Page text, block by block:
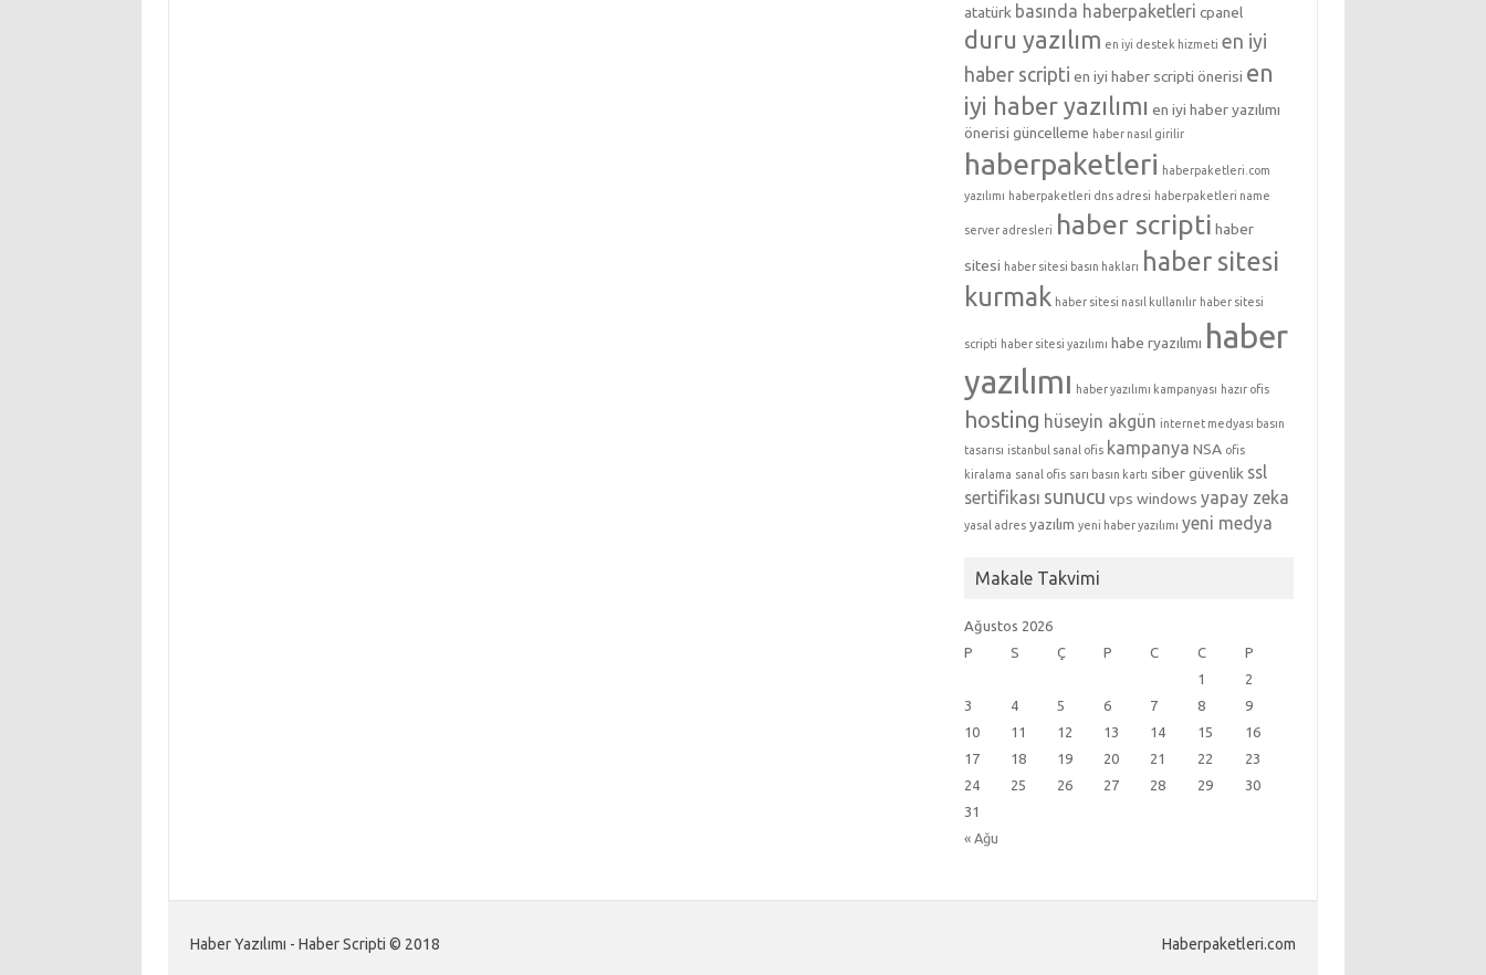
atatürk basında haberpaketleri cpanel
duru yazılım en iyi destek hizmeti en iyi
haber scripti en iyi haber scripti önerisi en
iyi haber yazılımı en iyi haber yazılımı
önerisi güncelleme haber nasıl girilir
haberpaketleri haberpaketleri.com
yazılımı haberpaketleri dns adresi haberpaketleri name
server adresleri haber scripti haber
sitesi haber sitesi basın hakları haber sitesi
kurmak haber sitesi nasıl kullanılır haber sitesi
scripti haber sitesi yazılımı habe ryazılımı haber
yazılımı haber yazılımı kampanyası hazır ofis
hosting hüseyin akgün internet medyası basın
tasarısı istanbul sanal ofis kampanya NSA ofis
kiralama sanal ofis sarı basın kartı siber güvenlik ssl
sertifikası sunucu vps windows yapay zeka
yasal adres yazılım yeni haber yazılımı yeni medya
Makale Takvimi
Ağustos 2026
P
S Ç P C C P
« Ağu
1
2
3
4 5 6 7 8
9
10
11 12 13 14 15
16
17
18 19 20 21 22
23
24
25 26 27 28 29
30
31
Haber Yazılımı - Haber Scripti © 2018 Haberpaketleri.com